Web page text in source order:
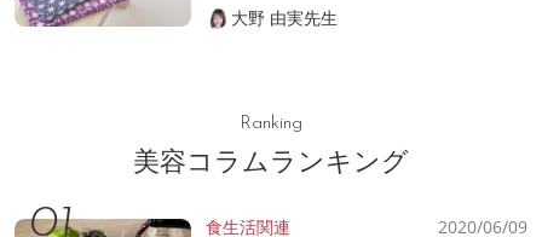
大野 由実先生
Ranking
美容コラムランキング
食生活関連 2020/06/09